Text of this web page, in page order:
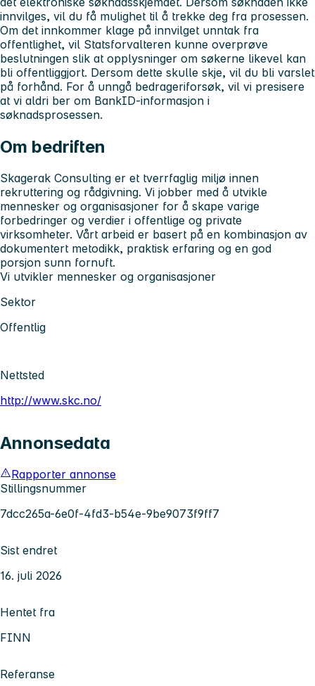
innvilges, vil du få mulighet til å trekke deg fra prosessen.
Om det innkommer klage på innvilget unntak fra
offentlighet, vil Statsforvalteren kunne overprøve
beslutningen slik at opplysninger om søkerne likevel kan
bli offentliggjort. Dersom dette skulle skje, vil du bli varslet
på forhånd. For å unngå bedrageriforsøk, vil vi presisere
at vi aldri ber om BankID-informasjon i
søknadsprosessen.
Om bedriften
Skagerak Consulting er et tverrfaglig miljø innen
rekruttering og rådgivning. Vi jobber med å utvikle
mennesker og organisasjoner for å skape varige
forbedringer og verdier i offentlige og private
virksomheter. Vårt arbeid er basert på en kombinasjon av
dokumentert metodikk, praktisk erfaring og en god
porsjon sunn fornuft.
Vi utvikler mennesker og organisasjoner
Sektor
Offentlig
Nettsted
http://www.skc.no/
Annonsedata
Rapporter annonse
Stillingsnummer
7dcc265a-6e0f-4fd3-b54e-9be9073f9ff7
Sist endret
16. juli 2026
Hentet fra
FINN
Referanse